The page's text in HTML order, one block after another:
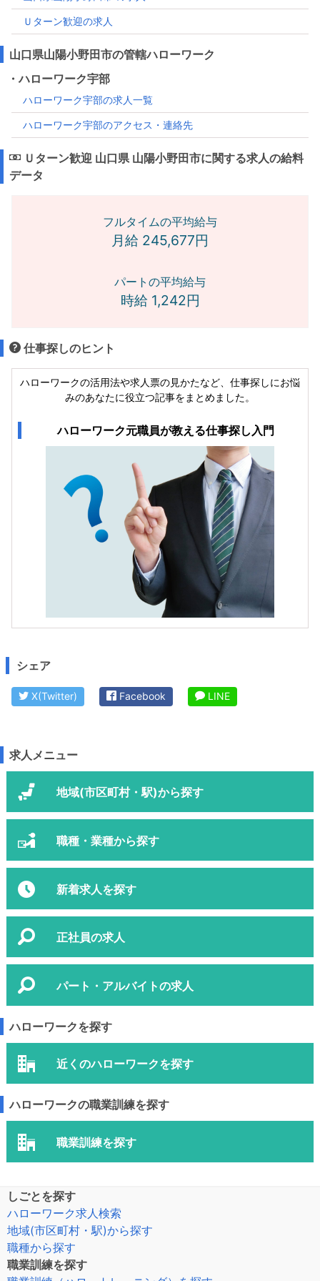
Ｕターン歓迎の求人
山口県山陽小野田市の管轄ハローワーク
・ハローワーク宇部
ハローワーク宇部の求人一覧
ハローワーク宇部のアクセス・連絡先
Ｕターン歓迎 山口県 山陽小野田市に関する求人の給料
データ
フルタイムの平均給与
月給 245,677円
パートの平均給与
時給 1,242円
仕事探しのヒント
ハローワークの活用法や求人票の見かたなど、仕事探しにお悩
みのあなたに役立つ記事をまとめました。
ハローワーク元職員が教える仕事探し入門
シェア
X(Twitter) Facebook LINE
求人メニュー
地域(市区町村・駅)から探す
職種・業種から探す
新着求人を探す
正社員の求人
パート・アルバイトの求人
ハローワークを探す
近くのハローワークを探す
ハローワークの職業訓練を探す
職業訓練を探す
しごとを探す
ハローワーク求人検索
地域(市区町村・駅)から探す
職種から探す
職業訓練を探す